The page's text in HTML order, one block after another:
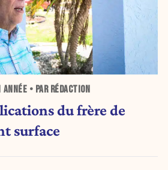
ANNÉE • PAR RÉDACTION
du frère de
surface